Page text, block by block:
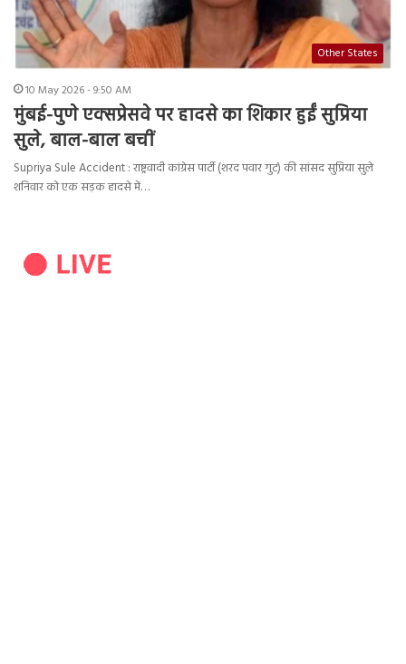
Other States
10 May 2026 - 9:50 AM
मुंबई-पुणे एक्सप्रेसवे पर हादसे का शिकार हुईं सुप्रिया
सुले, बाल-बाल बचीं
Supriya Sule Accident : राष्ट्रवादी कांग्रेस पार्टी (शरद पवार गुट) की सांसद सुप्रिया सुले
शनिवार को एक सड़क हादसे में…